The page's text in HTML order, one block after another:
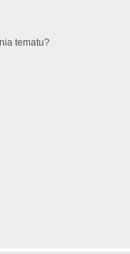
tematu?